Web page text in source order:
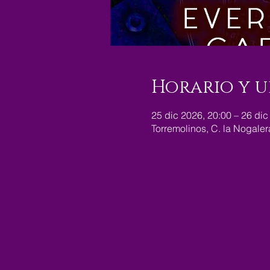
Horario y
25 dic 2026, 20:00 – 26
Torremolinos, C. la